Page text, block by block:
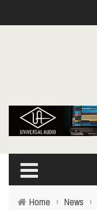
Home › News ›